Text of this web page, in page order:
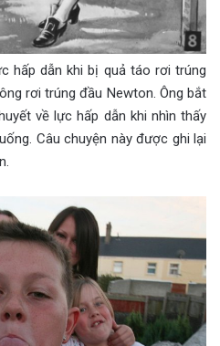
hấp dẫn khi bị quả táo rơi trúng
rơi trúng đầu Newton. Ông bắt
về lực hấp dẫn khi nhìn thấy
Câu chuyện này được ghi lại